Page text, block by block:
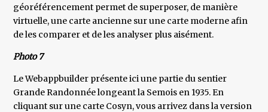
géoréférencement permet de superposer, de manière
virtuelle, une carte ancienne sur une carte moderne afin
de les comparer et de les analyser plus aisément.
Photo 7
Le Webappbuilder présente ici une partie du sentier
Grande Randonnée longeant la Semois en 1935. En
cliquant sur une carte Cosyn, vous arrivez dans la version